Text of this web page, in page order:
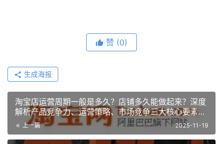
赞 (0)
生成海报
淘宝店运营周期一般是多久？店铺多久能做起来？深度
解析产品竞争力、运营策略、市场竞争三大核心要素，
揭秘完整运营路线图！
上一篇 2025-11-19